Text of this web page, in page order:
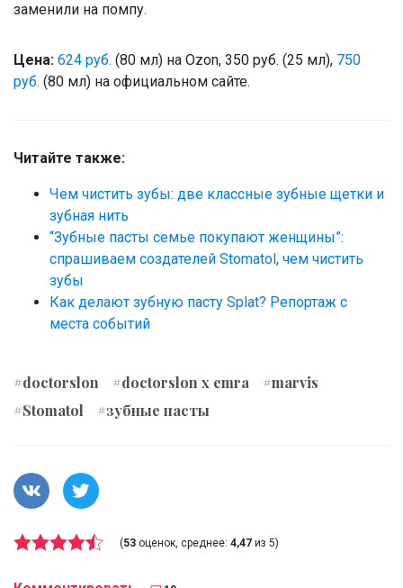
заменили на помпу.
Цена: 624 руб. (80 мл) на Ozon, 350 руб. (25 мл), 750
руб. (80 мл) на официальном сайте.
Читайте также:
Чем чистить зубы: две классные зубные щетки и
зубная нить
“Зубные пасты семье покупают женщины”:
спрашиваем создателей Stomatol, чем чистить
зубы
Как делают зубную пасту Splat? Репортаж с
места событий
#doctorslon #doctorslon x emra
#marvis
#Stomatol
#зубные пасты
(53 оценок, среднее: 4,47 из 5)